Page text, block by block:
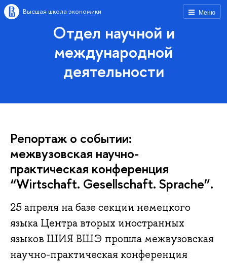
Меню
Высшая школа экономики
Отдел научной и
международной
деятельности
Репортаж о событии:
межвузовская научно-
практическая конференция
“Wirtschaft. Gesellschaft. Sprache”.
25 апреля на базе секции немецкого
языка Центра вторых иностранных
языков ШИЯ ВШЭ прошла межвузовская
научно-практическая конференция